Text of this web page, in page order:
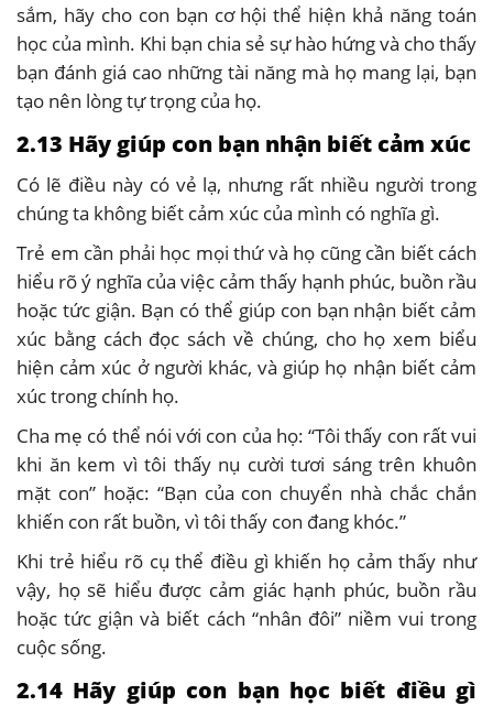
sắm, hãy cho con bạn cơ hội thể hiện khả năng toán
học của mình. Khi bạn chia sẻ sự hào hứng và cho thấy
bạn đánh giá cao những tài năng mà họ mang lại, bạn
tạo nên lòng tự trọng của họ.
2.13 Hãy giúp con bạn nhận biết cảm xúc
Có lẽ điều này có vẻ lạ, nhưng rất nhiều người trong
chúng ta không biết cảm xúc của mình có nghĩa gì.
Trẻ em cần phải học mọi thứ và họ cũng cần biết cách
hiểu rõ ý nghĩa của việc cảm thấy hạnh phúc, buồn rầu
hoặc tức giận. Bạn có thể giúp con bạn nhận biết cảm
xúc bằng cách đọc sách về chúng, cho họ xem biểu
hiện cảm xúc ở người khác, và giúp họ nhận biết cảm
xúc trong chính họ.
Cha mẹ có thể nói với con của họ: “Tôi thấy con rất vui
khi ăn kem vì tôi thấy nụ cười tươi sáng trên khuôn
mặt con” hoặc: “Bạn của con chuyển nhà chắc chắn
khiến con rất buồn, vì tôi thấy con đang khóc.”
Khi trẻ hiểu rõ cụ thể điều gì khiến họ cảm thấy như
vậy, họ sẽ hiểu được cảm giác hạnh phúc, buồn rầu
hoặc tức giận và biết cách “nhân đôi” niềm vui trong
cuộc sống.
2.14 Hãy giúp con bạn học biết điều gì